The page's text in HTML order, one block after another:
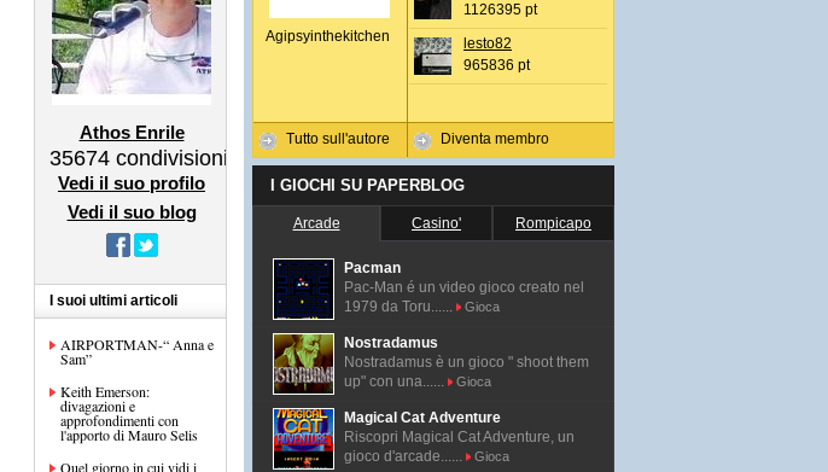
Athos Enrile
35674 condivisioni
Vedi il suo profilo
Vedi il suo blog
I suoi ultimi articoli
AIRPORTMAN-“ Anna e
Sam”
Keith Emerson:
divagazioni e
approfondimenti con
l'apporto di Mauro Selis
Quel giorno in cui vidi i
Agipsyinthekitchen
Tutto sull'autore
1126395 pt
lesto82
965836 pt
Diventa membro
I GIOCHI SU PAPERBLOG
Arcade Casino' Rompicapo
Pacman
Pac-Man é un video gioco creato nel
1979 da Toru......
Gioca
Nostradamus
Nostradamus è un gioco " shoot them
up" con una......
Gioca
Magical Cat Adventure
Riscopri Magical Cat Adventure, un
gioco d'arcade......
Gioca